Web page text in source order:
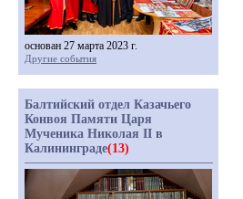
основан 27 марта 2023 г.
Другие события
Балтийский отдел Казачьего
Конвоя Памяти Царя
Мученика Николая II в
Калининграде(13)